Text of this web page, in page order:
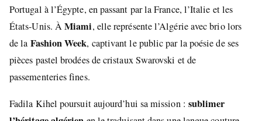
Portugal à l’Égypte, en passant par la France, l’Italie et les
États-Unis. ÀMiami, elle représente l’Algérie avec brio lors
de la Fashion Week, captivant le public par la poésie de ses
pièces pastel brodées de cristaux Swarovski et de
passementeries fines.
Fadila Kihel poursuit aujourd’hui sa mission : sublimer